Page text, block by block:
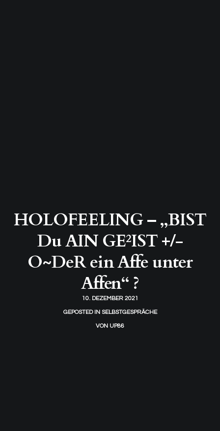
HOLOFEELING – „BIST
Du AIN GE²IST +/-
O~DeR ein Affe unter
Affen“ ?
10. DEZEMBER 2021
GEPOSTED IN SELBSTGESPRÄCHE
VON UP86